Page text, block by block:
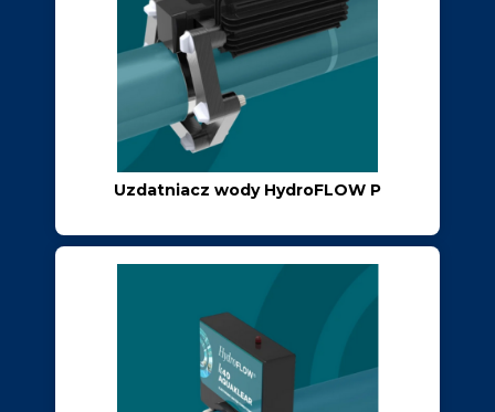
Uzdatniacz wody HydroFLOW P